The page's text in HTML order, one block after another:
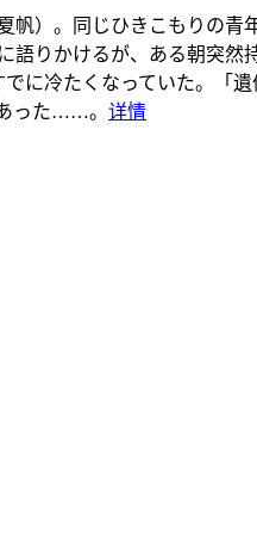
帆）。同じひきこもりの青
りかけるが、ある朝突然
に冷たくなっていた。「
った……。 详情